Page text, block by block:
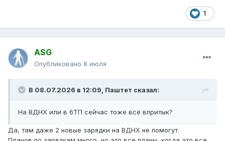
1
ASG
Опубликовано 8 июля
В 08.07.2026 в 12:09, Паштет сказал:
На ВДНХ или в 6ТП сейчас тоже всё впритык?
Да, там даже 2 новые зарядки на ВДНХ не помогут.